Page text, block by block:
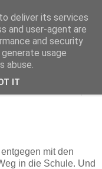
mit den
in die Schule. Und
deliver its services
and user-agent are
and security
usage
abuse.
IT